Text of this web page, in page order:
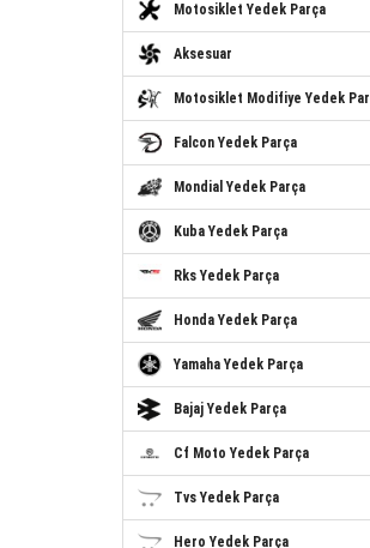
Motosiklet Yedek Parça
Aksesuar
Motosiklet Modifiye Yedek
Falcon Yedek Parça
Mondial Yedek Parça
Kuba Yedek Parça
Rks Yedek Parça
Honda Yedek Parça
Yamaha Yedek Parça
Bajaj Yedek Parça
Cf Moto Yedek Parça
Tvs Yedek Parça
Hero Yedek Parça